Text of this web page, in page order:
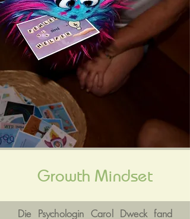
Growth Mindset
Die Psychologin Carol Dweck fand